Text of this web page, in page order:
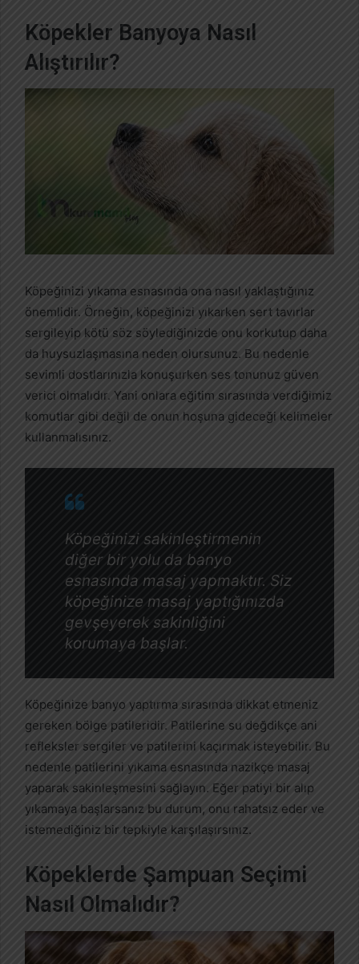
Köpekler Banyoya Nasıl
Alıştırılır?
Köpeğinizi yıkama esnasında ona nasıl yaklaştığınız
önemlidir. Örneğin, köpeğinizi yıkarken sert tavırlar
sergileyip kötü söz söylediğinizde onu korkutup daha
da huysuzlaşmasına neden olursunuz. Bu nedenle
sevimli dostlarınızla konuşurken ses tonunuz güven
verici olmalıdır. Yani onlara eğitim sırasında verdiğimiz
komutlar gibi değil de onun hoşuna gideceği kelimeler
kullanmalısınız.
Köpeğinizi sakinleştirmenin
diğer bir yolu da banyo
esnasında masaj yapmaktır. Siz
köpeğinize masaj yaptığınızda
gevşeyerek sakinliğini
korumaya başlar.
Köpeğinize banyo yaptırma sırasında dikkat etmeniz
gereken bölge patileridir. Patilerine su değdikçe ani
refleksler sergiler ve patilerini kaçırmak isteyebilir. Bu
nedenle patilerini yıkama esnasında nazikçe masaj
yaparak sakinleşmesini sağlayın. Eğer patiyi bir alıp
yıkamaya başlarsanız bu durum, onu rahatsız eder ve
istemediğiniz bir tepkiyle karşılaşırsınız.
Köpeklerde Şampuan Seçimi
Nasıl Olmalıdır?